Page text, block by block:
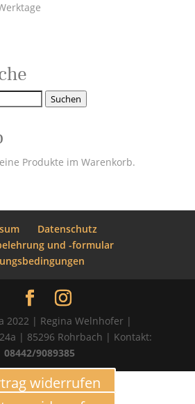
Suchen
Produkte im Warenkorb.
Datenschutz
und -formular
2022 | Regina Welnhofer |
| 85296 Rohrbach | Kontakt:
08442/9089385
widerrufen